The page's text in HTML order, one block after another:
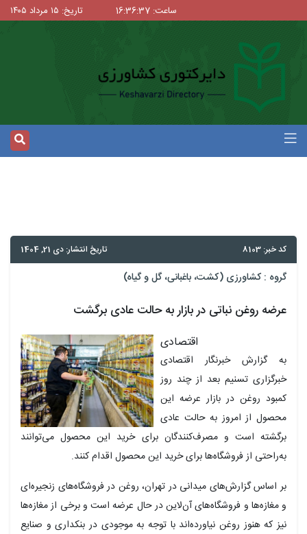
ساعت: 16:36:37 تاریخ: ۱۵ مرداد ۱۴۰۵
کد خبر: 8103 تاریخ انتشار: دی 21, 1404
گروه :کشاورزی (کشت، باغبانی، گل و گیاه)
عرضه روغن نباتی در بازار به حالت عادی برگشت
اقتصادی
به گزارش خبرنگار اقتصادی
خبرگزاری تسنیم بعد از چند روز
کمبود روغن در بازار عرضه این
محصول از امروز به حالت عادی
برگشته است و مصرف‌کنندگان برای خرید این محصول می‌توانند
به‌راحتی از فروشگاه‌ها برای خرید این محصول اقدام کنند.
بر اساس گزارش‌های میدانی در تهران، روغن در فروشگاه‌های زنجیره‌ای
و مغازه‌ها و فروشگاه‌های آن‌لاین در حال عرضه است و برخی از مغازه‌ها
نیز که هنوز روغن نیاورده‌اند با توجه به موجودی در بنکداری و صنایع